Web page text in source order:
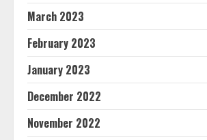
March 2023
February 2023
January 2023
December 2022
November 2022